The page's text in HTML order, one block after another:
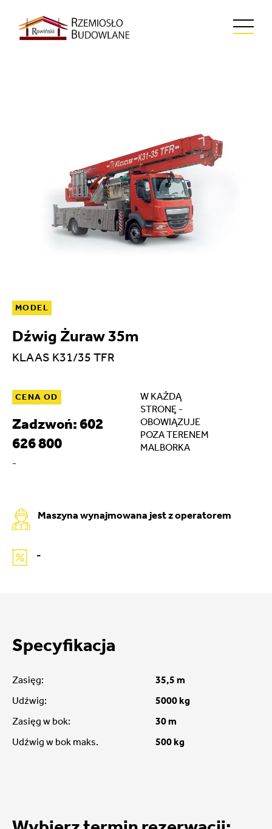
MODEL
Dźwig Żuraw 35m
KLAAS K31/35 TFR
CENA OD
Zadzwoń: 602
626 800
-
W KAŻDĄ
STRONĘ -
OBOWIĄZUJE
POZA TERENEM
MALBORKA
Maszyna wynajmowana jest z operatorem
-
Specyfikacja
Zasięg:
Udźwig:
Zasięg w bok:
Udźwig w bok maks.
35,5 m
5000 kg
30 m
500 kg